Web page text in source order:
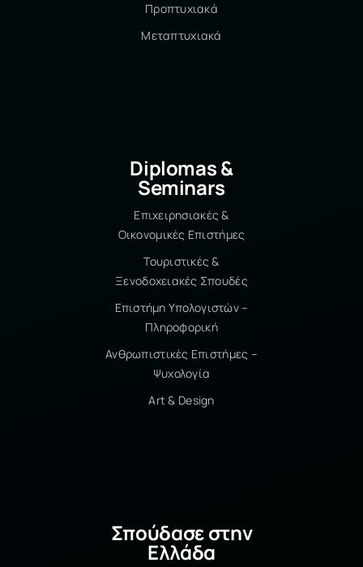
Προπτυχιακά
Μεταπτυχιακά
Diplomas &
Seminars
Επιχειρησιακές &
Οικονομικές Επιστήμες
Τουριστικές &
Ξενοδοχειακές Σπουδές
Επιστήμη Υπολογιστών –
Πληροφορική
Ανθρωπιστικές Επιστήμες –
Ψυχολογία
Art & Design
Σπούδασε στην
Ελλάδα